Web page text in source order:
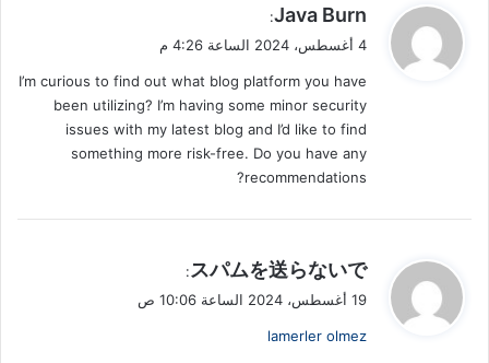
ي
ق
ل
Java Burn
:
4 أغسطس، 2024 الساعة 4:26 م
I’m curious to find out what blog platform you have
been utilizing? I’m having some minor security
issues with my latest blog and I’d like to find
something more risk-free. Do you have any
recommendations?
ي
ق
ل
スパムを送らないで
:
19 أغسطس، 2024 الساعة 10:06 ص
lamerler olmez